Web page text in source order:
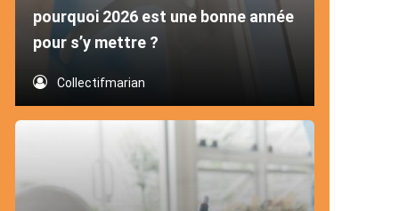
pourquoi 2026 est une bonne année
pour s’y mettre ?
Collectifmarian